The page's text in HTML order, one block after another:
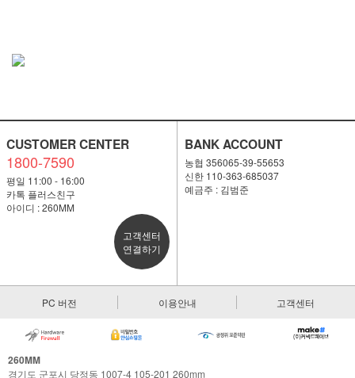
CUSTOMER CENTER
1800-7590
평일 11:00 - 16:00
카톡 플러스친구
아이디 : 260MM
고객센터
연결하기
BANK ACCOUNT
농협 356065-39-55653
신한 110-363-685037
예금주 : 김범준
PC 버전 이용안내 고객센터
260MM
경기도 군포시 당정동 1007-4 105-201 260mm